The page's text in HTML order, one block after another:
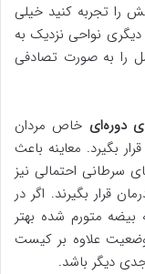
را تجربه کنید خیلی
نواحی نزدیک به
را به صورت تصادفی
دوره‌ای خاص مردان
بگیرد. معاینه باعث
احتمالی نیز
قرار بگیرند. اگر در
بیضه متورم شده بهتر
علاوه بر کیست
دیگر باشد.